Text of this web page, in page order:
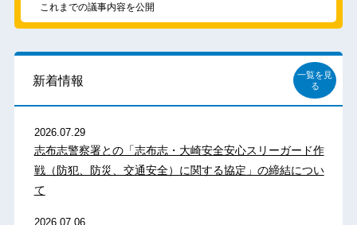
これまでの議事内容を公開
新着情報
一覧を見
る
2026.07.29
志布志警察署との「志布志・大崎安全安心スリーガード作
戦（防犯、防災、交通安全）に関する協定」の締結につい
て
2026.07.06